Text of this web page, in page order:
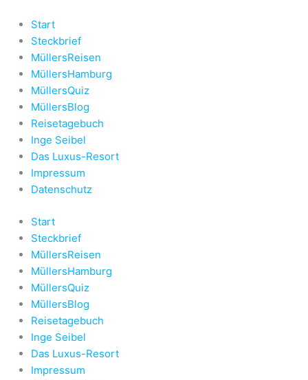
Inhalt
springen
Start
Steckbrief
MüllersReisen
MüllersHamburg
MüllersQuiz
MüllersBlog
Reisetagebuch
Inge Seibel
Das Luxus-Resort
Impressum
Datenschutz
Start
Steckbrief
MüllersReisen
MüllersHamburg
MüllersQuiz
MüllersBlog
Reisetagebuch
Inge Seibel
Das Luxus-Resort
Impressum